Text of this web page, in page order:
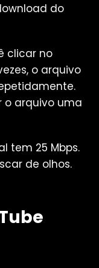
do
clicar no
o arquivo
o arquivo uma
tem 25 Mbps.
de olhos.